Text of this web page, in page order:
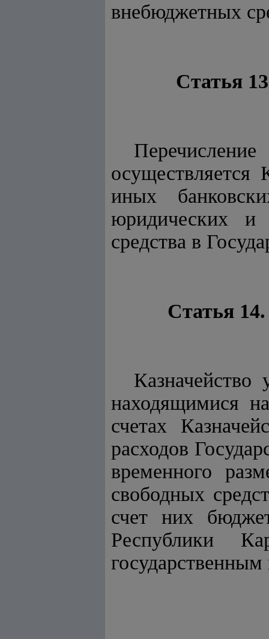
внебюджетных
Статья
осуществляется
иных
юридических и
средства в
Статья
Казначейство
находящимися
счетах
расходов
временного
свободных
счет них
Республики